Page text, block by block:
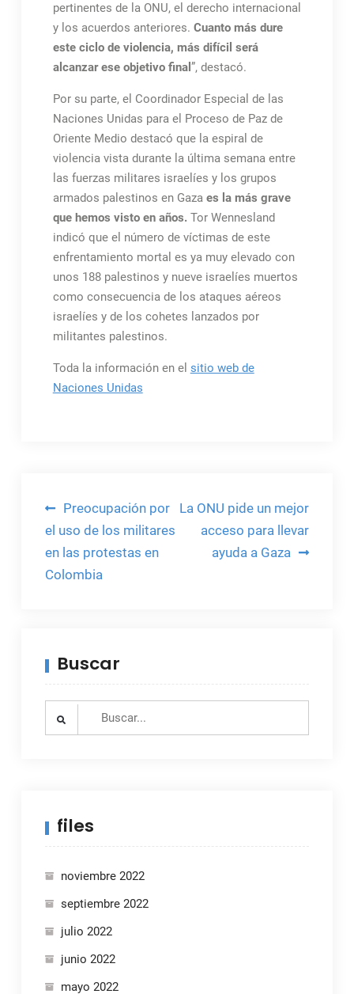
pertinentes de la ONU, el derecho internacional
y los acuerdos anteriores. Cuanto más dure
este ciclo de violencia, más difícil será
alcanzar ese objetivo final ”, destacó.
Por su parte, el Coordinador Especial de las
Naciones Unidas para el Proceso de Paz de
Oriente Medio destacó que la espiral de
violencia vista durante la última semana entre
las fuerzas militares israelíes y los grupos
armados palestinos en Gaza es la más grave
que hemos visto en años.Tor Wennesland
indicó que el número de víctimas de este
enfrentamiento mortal es ya muy elevado con
unos 188 palestinos y nueve israelíes muertos
como consecuencia de los ataques aéreos
israelíes y de los cohetes lanzados por
militantes palestinos.
Toda la información en el sitio web de
Naciones Unidas
Navegación
de
entradas
Preocupación por
el uso de los militares
en las protestas en
Colombia
La ONU pide un mejor
acceso para llevar
ayuda a Gaza
Buscar
Search
files
noviembre 2022
septiembre 2022
julio 2022
junio 2022
mayo 2022